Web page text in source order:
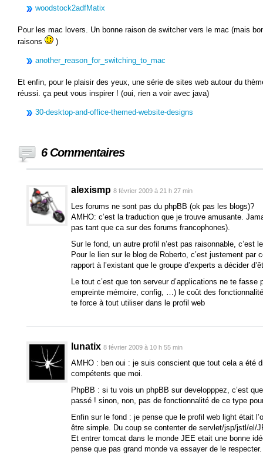
woodstock2adfMatix
Pour les mac lovers. Un bonne raison de switcher vers le mac (mais
raisons
)
another_reason_for_switching_to_mac
Et enfin, pour le plaisir des yeux, une série de sites web autour du
réussi. ça peut vous inspirer ! (oui, rien a voir avec java)
30-desktop-and-office-themed-website-designs
6 Commentaires
alexismp 8 février 2009 à 21 h 27 min
Les forums ne sont pas du phpBB (ok pas les blogs)?
AMHO: c’est la traduction que je trouve amusante.
pas tant que ca sur des forums francophones).
Sur le fond, un autre profil n’est pas raisonnable, c’est
Pour le lien sur le blog de Roberto, c’est justement par
rapport à l’existant que le groupe d’experts a décider
Le tout c’est que ton serveur d’applications ne te fasse
empreinte mémoire, config, …) le coût des
te force à tout utiliser dans le profil web
lunatix 8 février 2009 à 10 h 55 min
AMHO : ben oui : je suis conscient que tout cela a été
compétents que moi.
PhpBB : si tu vois un phpBB sur developppez, c’est
passé ! sinon, non, pas de fonctionnalité de ce type
Enfin sur le fond : je pense que le profil web light était
être simple. Du coup se contenter de servlet/jsp/jstl/el/
Et entrer tomcat dans le monde JEE etait une bonne
pense que pas grand monde va essayer de le